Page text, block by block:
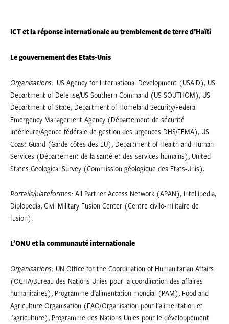
ICT et la réponse internationale au tremblement de terre d’Haïti
Le gouvernement des Etats-Unis
Organisations: US Agency for International Development (USAID), US
Department of Defense/US Southern Command (US SOUTHOM), US
Department of State, Department of Homeland Security/Federal
Emergency Management Agency (Département de sécurité
intérieure/Agence fédérale de gestion des urgences DHS/FEMA), US
Coast Guard (Garde côtes des EU), Department of Health and Human
Services (Département de la santé et des services humains), United
States Geological Survey (Commission géologique des Etats-Unis).
Portails/plateformes: All Partner Access Network (APAN), Intellipedia,
Diplopedia, Civil Military Fusion Center (Centre civilo-militaire de
fusion).
L’ONU et la communauté internationale
Organisations: UN Office for the Coordination of Humanitarian Affairs
(OCHA/Bureau des Nations Unies pour la coordination des affaires
humanitaires), Programme d’alimentation mondial (PAM), Food and
Agriculture Organisation (FAO/Organisation pour l’alimentation et
l’agriculture), Programme des Nations Unies pour le développement